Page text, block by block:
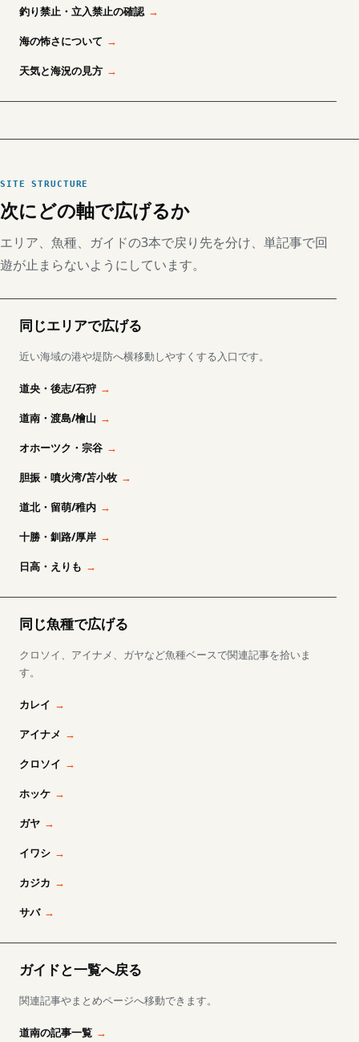
釣り禁止・立入禁止の確認
海の怖さについて
天気と海況の見方
SITE STRUCTURE
次にどの軸で広げるか
エリア、魚種、ガイドの3本で戻り先を分け、単記事で回
遊が止まらないようにしています。
同じエリアで広げる
近い海域の港や堤防へ横移動しやすくする入口です。
道央・後志/石狩
道南・渡島/檜山
オホーツク・宗谷
胆振・噴火湾/苫小牧
道北・留萌/稚内
十勝・釧路/厚岸
日高・えりも
同じ魚種で広げる
クロソイ、アイナメ、ガヤなど魚種ベースで関連記事を拾いま
す。
カレイ
アイナメ
クロソイ
ホッケ
ガヤ
イワシ
カジカ
サバ
ガイドと一覧へ戻る
関連記事やまとめページへ移動できます。
道南の記事一覧